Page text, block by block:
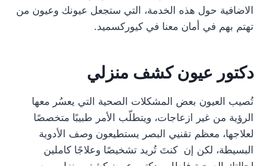
الاضافية حول هذه الخدمة، التي ستجعل عيونك وعيون من
تهتم بهم في أمان معنا في كيوركسميد.
دكتور عيون كشف منزلي
تُصيب العيون بعض المشكلات الصحية التي يعسُر معها
الرؤية من غير ازعاجات، ويتطلّب الأمر طبيبًا متخصصًا
لعلاجها، معظم تقنيي البصر يستطيعون وصف الأدوية
البسيطة، لكن إن كنتَ تُريد تشخيصًا وعلاجًا كاملين